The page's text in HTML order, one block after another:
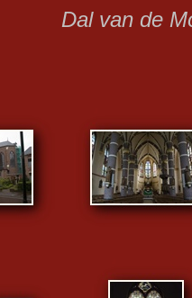
Dal van de